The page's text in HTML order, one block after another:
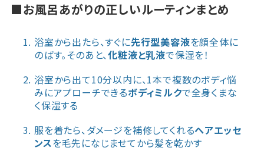
■お風呂あがりの正しいルーティンまとめ
浴室から出たら、すぐに先行型美容液を顔全体に
のばす。そのあと、化粧液と乳液で保湿を！
浴室から出て10分以内に、1本で複数のボディ悩
みにアプローチできるボディミルクで全身くまな
く保湿する
服を着たら、ダメージを補修してくれるヘアエッセ
ンスを毛先になじませてから髪を乾かす